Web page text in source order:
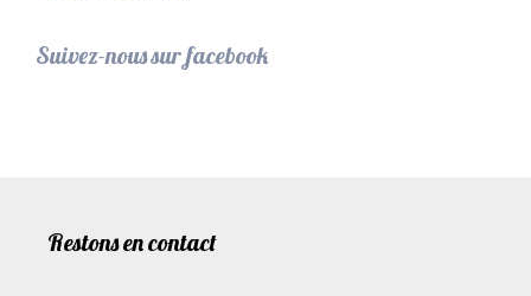
Suivez-nous sur facebook
Restons en contact